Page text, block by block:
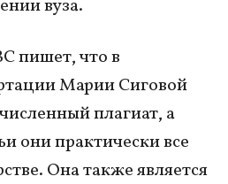
вуза.
пишет, что в
Марии Сиговой
плагиат, а
они практически все
Она также является